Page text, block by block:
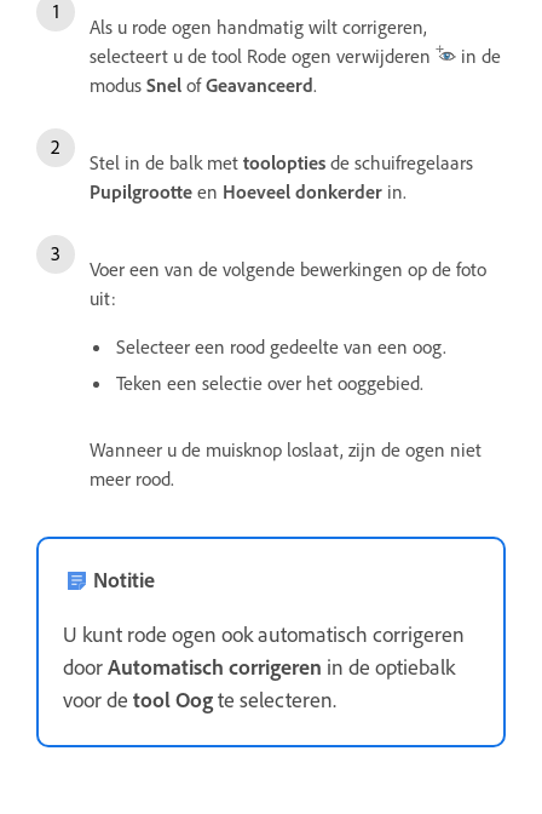
Als u rode ogen handmatig wilt corrigeren,
selecteert u de tool Rode ogen verwijderen
in de
modus Snel ofGeavanceerd.
Stel in de balk met toolopties de schuifregelaars
Pupilgrootte en Hoeveel donkerder in.
Voer een van de volgende bewerkingen op de foto
uit:
Selecteer een rood gedeelte van een oog.
Teken een selectie over het ooggebied.
Wanneer u de muisknop loslaat, zijn de ogen niet
meer rood.
Notitie
U kunt rode ogen ook automatisch corrigeren
doorAutomatisch corrigeren in de optiebalk
voor de tool Oogte selecteren.